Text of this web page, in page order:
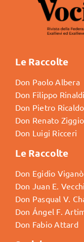
Le Raccolte
Don Paolo Albera
Don Filippo Rinaldi
Don Pietro
Don Renato
Don Luigi Ricceri
Le Raccolte
Don Egidio Viganò
Don Juan E. Vecchi
Don Pasqual V.
Don Ángel F.
Don Fabio Attard